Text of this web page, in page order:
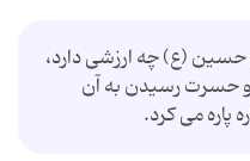
حسین (ع) چه ارزشی دارد،
حسرت رسیدن به آن
پاره می کرد.